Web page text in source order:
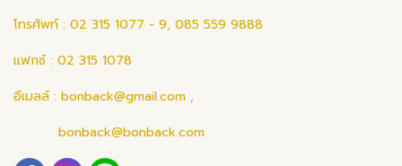
โทรศัพท์ : 02 315 1077 - 9, 085 559 9888
แฟกซ์ : 02 315 1078
อีเมลล์ : bonback@gmail.com ,
bonback@bonback.com